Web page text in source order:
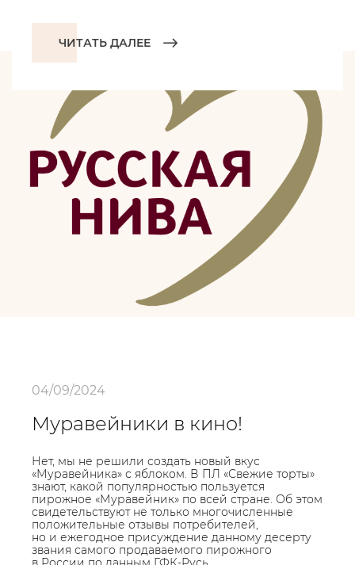
ЧИТАТЬ ДАЛЕЕ
04/09/2024
Муравейники в кино!
Нет, мы не решили создать новый вкус
«Муравейника» с яблоком. В ПЛ «Свежие торты»
знают, какой популярностью пользуется
пирожное «Муравейник» по всей стране. Об этом
свидетельствуют не только многочисленные
положительные отзывы потребителей,
но и ежегодное присуждение данному десерту
звания самого продаваемого пирожного